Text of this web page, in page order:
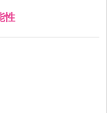
情，搞得一個頭
性